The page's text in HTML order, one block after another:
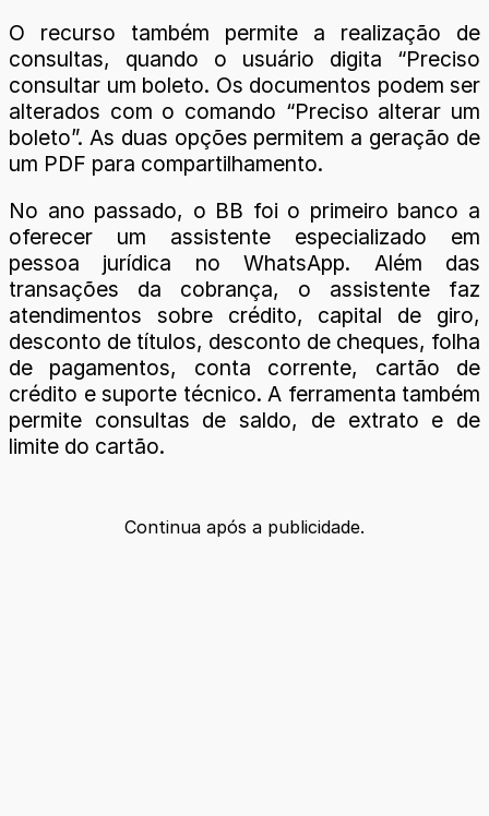
O recurso também permite a realização de
consultas, quando o usuário digita “Preciso
consultar um boleto. Os documentos podem ser
alterados com o comando “Preciso alterar um
boleto”. As duas opções permitem a geração de
um PDF para compartilhamento.
No ano passado, o BB foi o primeiro banco a
oferecer um assistente especializado em
pessoa jurídica no WhatsApp. Além das
transações da cobrança, o assistente faz
atendimentos sobre crédito, capital de giro,
desconto de títulos, desconto de cheques, folha
de pagamentos, conta corrente, cartão de
crédito e suporte técnico. A ferramenta também
permite consultas de saldo, de extrato e de
limite do cartão.
Continua após a publicidade.